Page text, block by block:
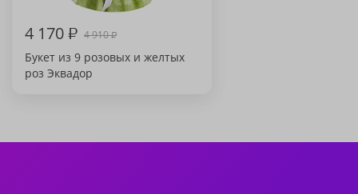
4 170₽ 4 910₽
Букет из 9 розовых и желтых
роз Эквадор